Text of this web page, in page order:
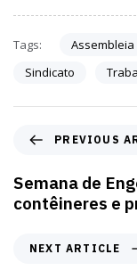
Tags: Assembleia
Sindicato
PREVIOUS
Semana de
contêineres e
NEXT ARTICLE